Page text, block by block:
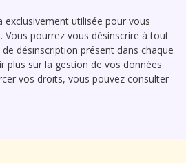
exclusivement utilisée pour vous
pourrez vous désinscrire à tout
désinscription présent dans chaque
plus sur la gestion de vos données
vos droits, vous pouvez consulter